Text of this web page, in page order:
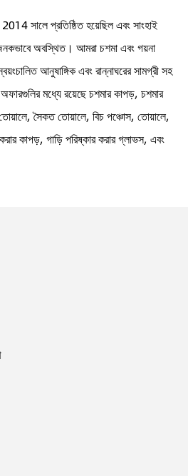
প্রতিষ্ঠিত হয়েছিল এবং সাংহাই
অবস্থিত। আমরা চশমা এবং গয়না
আনুষাঙ্গিক এবং রান্নাঘরের সামগ্রী সহ
মধ্যে রয়েছে চশমার কাপড়, চশমার
সৈকত তোয়ালে, বিচ পঞ্চোস, তোয়ালে,
কাপড়, গাড়ি পরিষ্কার করার গ্লাভস, এবং